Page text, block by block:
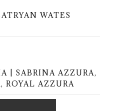
WATES
| SABRINA AZZURA,
ROYAL AZZURA